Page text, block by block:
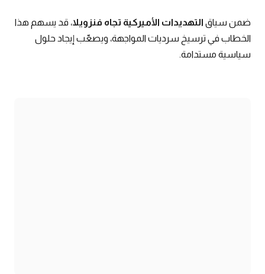
ضمن سياق التهديدات الأميركية تجاه فنزويلا، قد يسهم هذا
الخطاب في ترسيخ سرديات المواجهة، ويصعّب إيجاد حلول
سياسية مستدامة.